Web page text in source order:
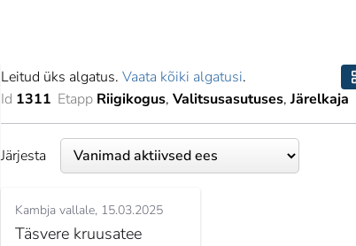
Leitud üks algatus. Vaata kõiki algatusi.
Id 1311 Etapp Riigikogus Valitsusasutuses Järelkaja
Järjesta
Kambja vallale 15.03.2025
Täsvere kruusatee